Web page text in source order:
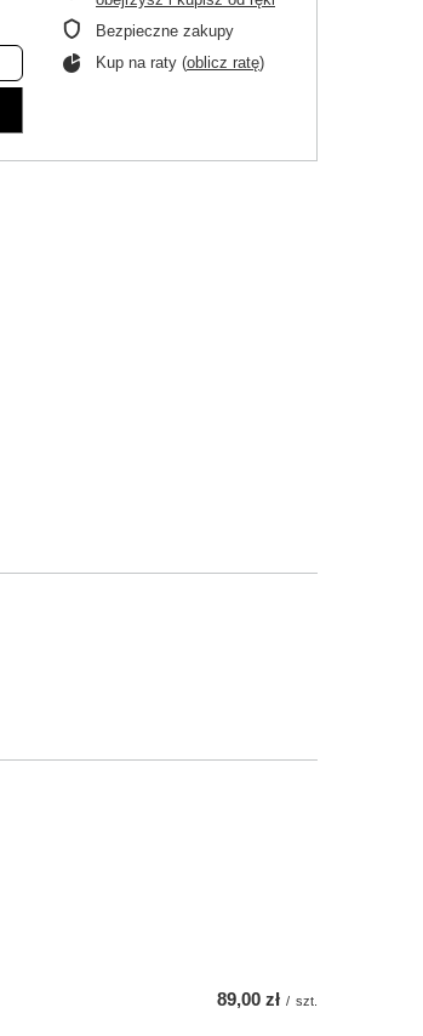
Bezpieczne zakupy
Kup na raty (oblicz ratę)
89,00 zł / szt.